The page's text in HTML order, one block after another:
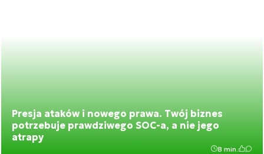
Presja ataków i nowego prawa. Twój biznes
potrzebuje prawdziwego SOC-a, a nie jego
atrapy
8 min.